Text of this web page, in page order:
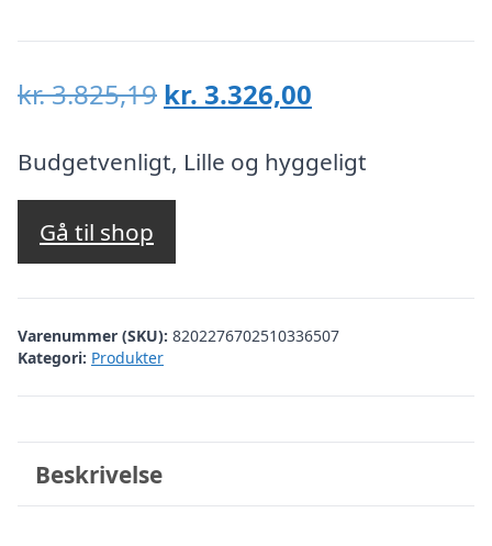
kr.3.825,19 Den
pris
var:
kr. 3.326,00
pris
Budgetvenligt, Lille og hyggeligt
Gå til shop
Varenummer (SKU): 8202276702510336507
Kategori: Produkter
Beskrivelse